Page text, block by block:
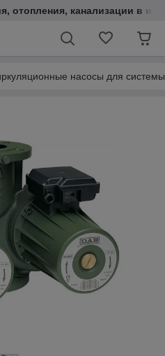
отопления, канализации в
насосы для